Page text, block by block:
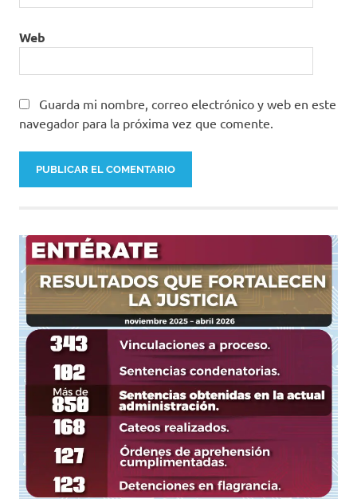
Web
Guarda mi nombre, correo electrónico y web en este
navegador para la próxima vez que comente.